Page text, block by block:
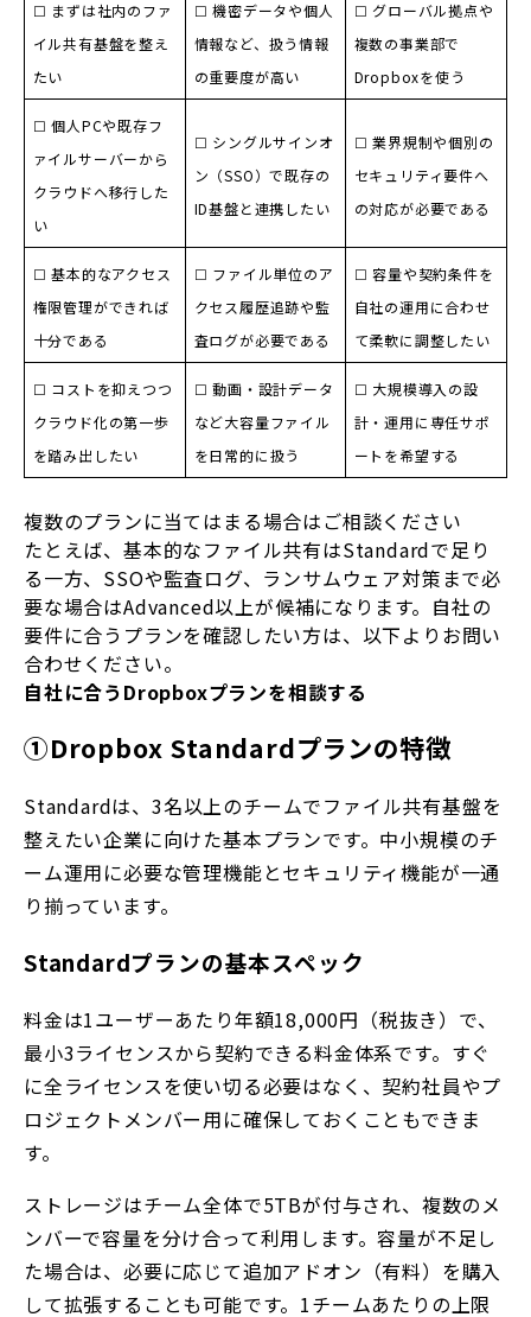
☐ まずは社内のファ
イル共有基盤を整え
たい
☐ 機密データや個人
情報など、扱う情報
の重要度が高い
☐ グローバル拠点や
複数の事業部で
Dropboxを使う
☐ 個人PCや既存フ
ァイルサーバーから
クラウドへ移行した
い
☐ シングルサインオ
ン（SSO）で既存の
ID基盤と連携したい
☐ 業界規制や個別の
セキュリティ要件へ
の対応が必要である
☐ 基本的なアクセス
権限管理ができれば
十分である
☐ ファイル単位のア
クセス履歴追跡や監
査ログが必要である
☐ 容量や契約条件を
自社の運用に合わせ
て柔軟に調整したい
☐ コストを抑えつつ
クラウド化の第一歩
を踏み出したい
☐ 動画・設計データ
など大容量ファイル
を日常的に扱う
☐ 大規模導入の設
計・運用に専任サポ
ートを希望する
複数のプランに当てはまる場合はご相談ください
たとえば、基本的なファイル共有はStandardで足り
る一方、SSOや監査ログ、ランサムウェア対策まで必
要な場合はAdvanced以上が候補になります。自社の
要件に合うプランを確認したい方は、以下よりお問い
合わせください。
自社に合うDropboxプランを相談する
①Dropbox Standardプランの特徴
Standardは、3名以上のチームでファイル共有基盤を
整えたい企業に向けた基本プランです。中小規模のチ
ーム運用に必要な管理機能とセキュリティ機能が一通
り揃っています。
Standardプランの基本スペック
料金は1ユーザーあたり年額18,000円（税抜き）で、
最小3ライセンスから契約できる料金体系です。すぐ
に全ライセンスを使い切る必要はなく、契約社員やプ
ロジェクトメンバー用に確保しておくこともできま
す。
ストレージはチーム全体で5TBが付与され、複数のメ
ンバーで容量を分け合って利用します。容量が不足し
た場合は、必要に応じて追加アドオン（有料）を購入
して拡張することも可能です。1チームあたりの上限